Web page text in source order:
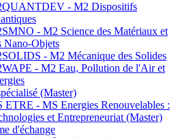
- M2 Dispositifs
- M2 Science des Matériaux et
Nano-Objets
- M2 Mécanique des Solides
- M2 Eau, Pollution de l'Air et
(Master)
ETRE - MS Energies Renouvelables :
et Entrepreneuriat (Master)
d'échange